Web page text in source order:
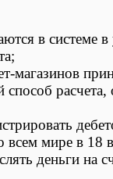
в системе
магазинов
расчета,
всем мире в 18
деньги на